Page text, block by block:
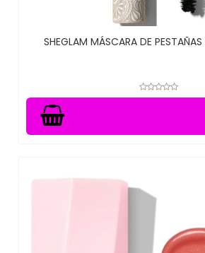
SHEGLAM MÁSCARA DE